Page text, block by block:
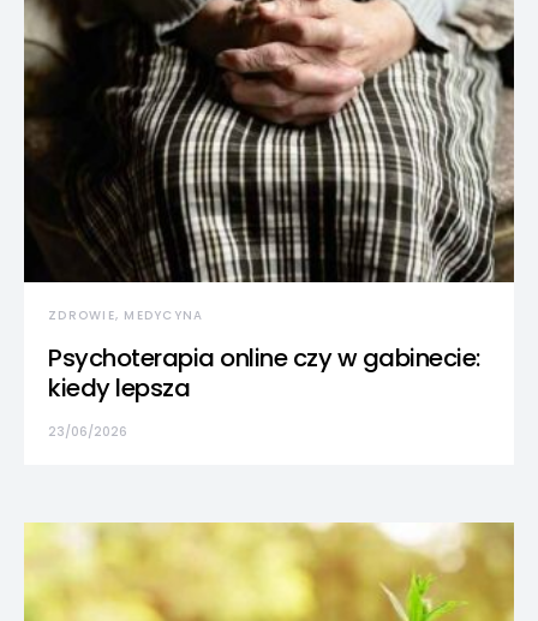
ZDROWIE, MEDYCYNA
Psychoterapia online czy w gabinecie:
kiedy lepsza
23/06/2026